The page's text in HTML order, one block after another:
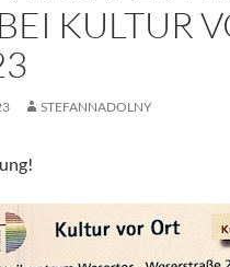
KULTUR
STEFANNADOLNY